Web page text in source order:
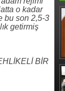
o kadar
bu son 2,5-3
getirmiş
BİR